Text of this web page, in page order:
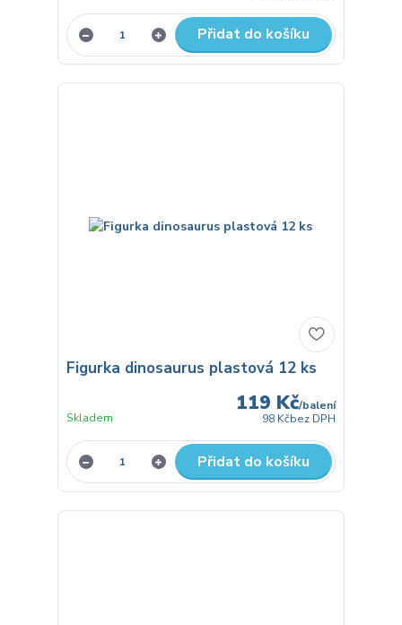
Přidat do košíku
Figurka dinosaurus plastová 12 ks
119 Kč/balení
98 Kčbez DPH
Skladem
Přidat do košíku